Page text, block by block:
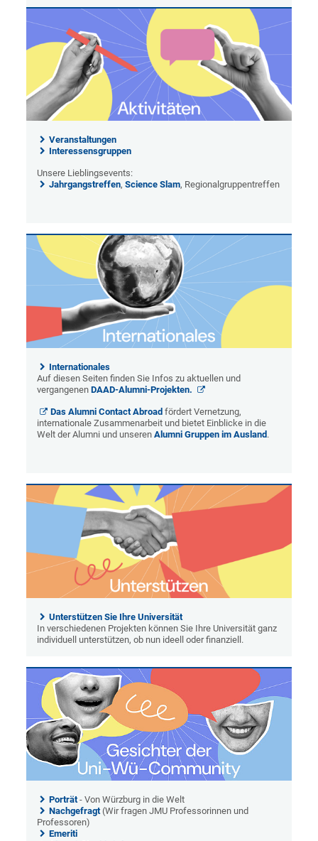
Veranstaltungen
Interessensgruppen
Unsere Lieblingsevents:
Jahrgangstreffen,Science Slam, Regionalgruppentreffen
Internationales
Auf diesen Seiten finden Sie Infos zu aktuellen und
vergangenenDAAD-Alumni-Projekten.
Das Alumni Contact Abroad fördert Vernetzung,
internationale Zusammenarbeit und bietet Einblicke in die
Welt der Alumni und unserenAlumni Gruppen im Ausland .
Unterstützen Sie Ihre Universität
In verschiedenen Projekten können Sie Ihre Universität ganz
individuell unterstützen, ob nun ideell oder finanziell.
Porträt- Von Würzburg in die Welt
Nachgefragt (Wir fragen JMU Professorinnen und
Professoren)
Emeriti